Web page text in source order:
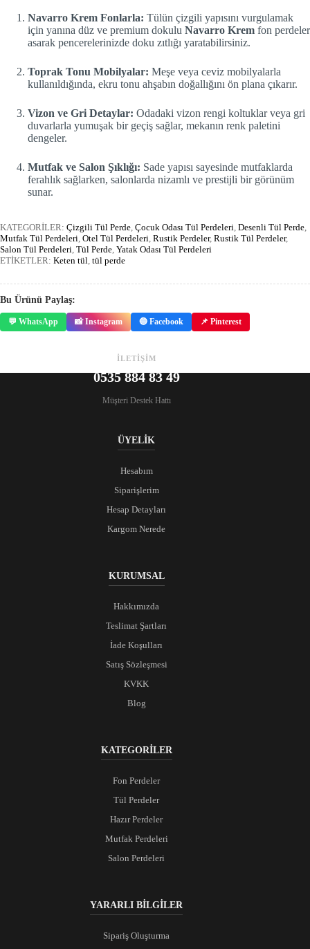
Navarro Krem Fonlarla: Tülün çizgili yapısını vurgulamak
için yanına düz ve premium dokulu Navarro Krem fon perdeler
asarak pencerelerinizde doku zıtlığı yaratabilirsiniz.
Toprak Tonu Mobilyalar: Meşe veya ceviz mobilyalarla
kullanıldığında, ekru tonu ahşabın doğallığını ön plana çıkarır.
Vizon ve Gri Detaylar: Odadaki vizon rengi koltuklar veya gri
duvarlarla yumuşak bir geçiş sağlar, mekanın renk paletini
dengeler.
Mutfak ve Salon Şıklığı: Sade yapısı sayesinde mutfaklarda
ferahlık sağlarken, salonlarda nizamlı ve prestijli bir görünüm
sunar.
KATEGORİLER: Çizgili Tül Perde Çocuk Odası Tül Perdeleri Desenli Tül Perde
Mutfak Tül Perdeleri Otel Tül Perdeleri Rustik Perdeler, Rustik Tül Perdeler,
Salon Tül Perdeleri Tül Perde Yatak Odası Tül Perdeleri
ETİKETLER: Keten tül tül perde
Bu Ürünü Paylaş:
💬 WhatsApp 📸 Instagram 🔵 Facebook 📌 Pinterest
İLETİŞİM
0535 884 83 49
Müşteri Destek Hattı
ÜYELİK
Hesabım
Siparişlerim
Hesap Detayları
Kargom Nerede
KURUMSAL
Hakkımızda
Teslimat Şartları
İade Koşulları
Satış Sözleşmesi
KVKK
Blog
KATEGORİLER
Fon Perdeler
Tül Perdeler
Hazır Perdeler
Mutfak Perdeleri
Salon Perdeleri
YARARLI BİLGİLER
Sipariş Oluşturma